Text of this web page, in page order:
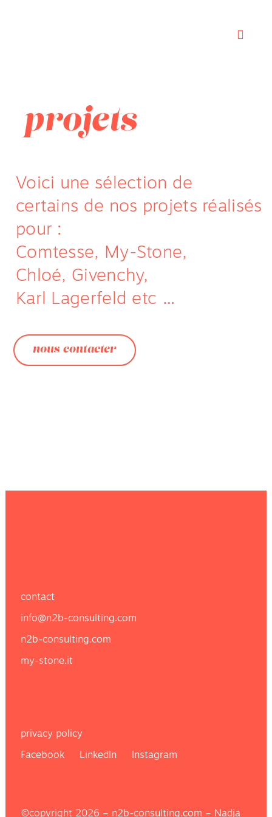
projets
Voici une sélection de
certains de nos projets réalisés
pour :
Comtesse, My-Stone,
Chloé, Givenchy,
Karl Lagerfeld etc …
nous contacter
contact
info@n2b-consulting.com
n2b-consulting.com
my-stone.it
privacy policy
Facebook LinkedIn Instagram
©copyright 2026 – n2b-consulting.com – Nadja